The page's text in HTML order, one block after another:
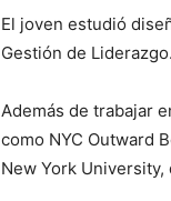
El joven estudió
Gestión de Liderazgo.
Además de trabajar
como NYC Outward
New York